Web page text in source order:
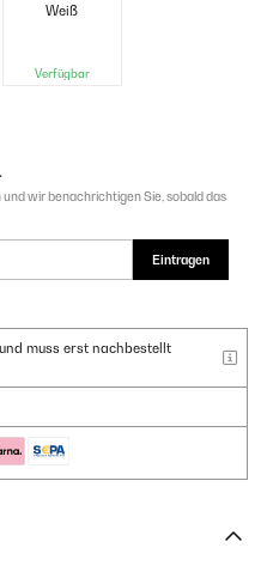
Weiß
Verfügbar
wir benachrichtigen Sie, sobald das
Eintragen
muss erst nachbestellt